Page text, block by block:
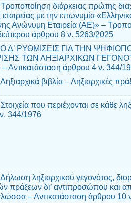
διάρκειας πρώτης
με την επωνυμία
Ανώνυμη Εταιρεία (ΑE)» –
άρθρου 8 ν. 5263/2025
Δ’ ΡΥΘΜΙΣΕΙΣ ΓΙΑ ΤΗΝ
ΤΩΝ ΛΗΞΙΑΡΧΙΚΩΝ
– Αντικατάσταση άρθρου 4 ν. 344/
βιβλία – Ληξιαρχικές
που περιέχονται σε κάθε
344/1976
ληξιαρχικού γεγονότος,
πράξεων δι’ αντιπροσώπου
– Αντικατάσταση άρθρου 10